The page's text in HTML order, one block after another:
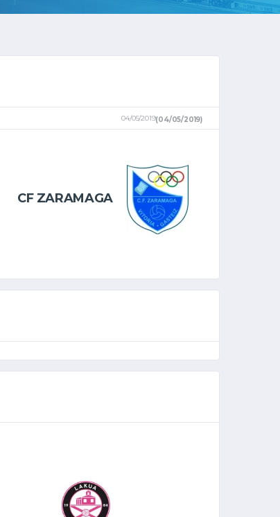
04/05/2019(04/05/2019)
CF ZARAMAGA